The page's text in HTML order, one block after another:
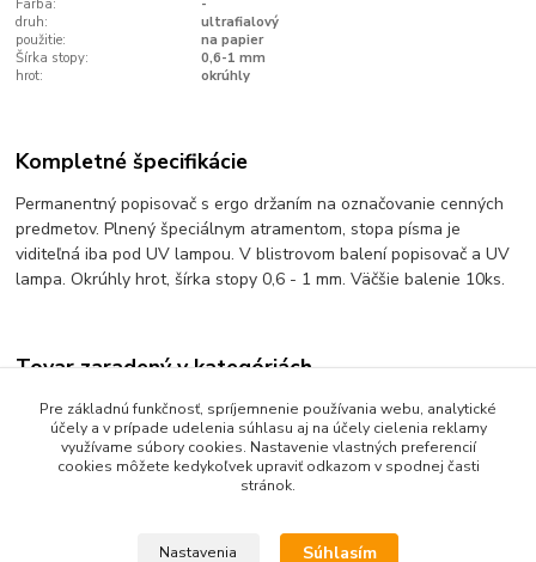
Farba:
-
druh:
ultrafialový
použitie:
na papier
Šírka stopy:
0,6-1 mm
hrot:
okrúhly
Kompletné špecifikácie
Permanentný popisovač s ergo držaním na označovanie cenných
predmetov. Plnený špeciálnym atramentom, stopa písma je
viditeľná iba pod UV lampou. V blistrovom balení popisovač a UV
lampa. Okrúhly hrot, šírka stopy 0,6 - 1 mm. Väčšie balenie 10ks.
Tovar zaradený v kategóriách
Písanie a popisovanie
Popisovače špeciálne
Pre základnú funkčnosť, spríjemnenie používania webu, analytické
účely a v prípade udelenia súhlasu aj na účely cielenia reklamy
využívame súbory cookies. Nastavenie vlastných preferencií
cookies môžete kedykoľvek upraviť odkazom v spodnej časti
stránok.
Nastavenia Súhlasím